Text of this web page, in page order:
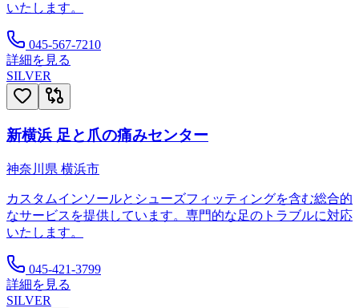
いたします。
045-567-7210
詳細を見る
SILVER
新横浜 足と爪の痛みセンター
神奈川県 横浜市
カスタムインソールとシューズフィッティングを含む総合的
なサービスを提供しています。専門的な足のトラブルに対応
いたします。
045-421-3799
詳細を見る
SILVER